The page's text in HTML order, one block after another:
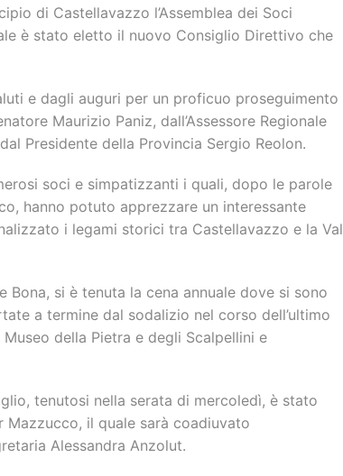
di Castellavazzo l’Assemblea dei Soci
è stato eletto il nuovo Consiglio Direttivo che
e dagli auguri per un proficuo proseguimento
Maurizio Paniz, dall’Assessore Regionale
Presidente della Provincia Sergio Reolon.
soci e simpatizzanti i quali, dopo le parole
hanno potuto apprezzare un interessante
i legami storici tra Castellavazzo e la Val
si è tenuta la cena annuale dove si sono
a termine dal sodalizio nel corso dell’ultimo
della Pietra e degli Scalpellini e
tenutosi nella serata di mercoledì, è stato
il quale sarà coadiuvato
Alessandra Anzolut.